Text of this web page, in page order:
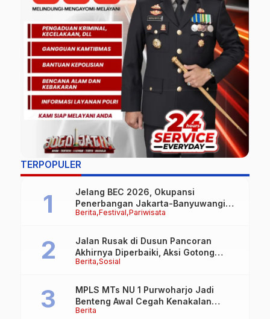
TERPOPULER
Berita Festival Pariwisata
Jelang BEC 2026, Okupansi
Penerbangan Jakarta-Banyuwangi
Tembus 90 Persen
Berita Sosial
Jalan Rusak di Dusun Pancoran
Akhirnya Diperbaiki, Aksi Gotong
Royong FRB dan Laskar Bali Shanti Jet
Berita
MPLS MTs NU 1 Purwoharjo Jadi
Benteng Awal Cegah Kenakalan
Remaja, Polsek Purwoharjo Tanamkan